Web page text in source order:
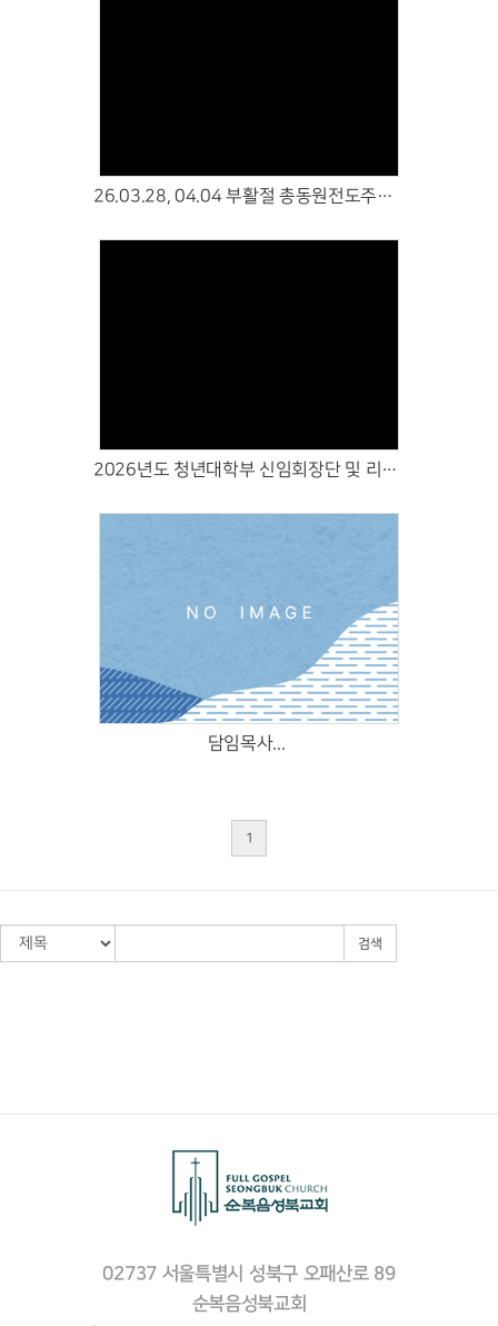
26.03.28, 04.04 부활절 총동원전도주일을 위한 노방전도(혜화, 북서울꿈의숲)
2026년도 청년대학부 신임회장단 및 리더 임명식 (2026.03.22)
담임목사...
1
검색
02737 서울특별시 성북구 오패산로 89
순복음성북교회